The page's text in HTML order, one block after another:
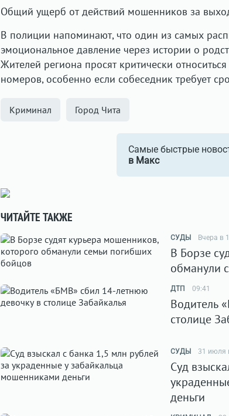
Общий ущерб от действий мошенников за
В полиции напоминают, что один из самых
эмоциональное давление через истории о
Жителей региона просят критически
номеров, особенно если собеседник требует
Криминал Город Чита
Самые быстрые
в Макс
ЧИТАЙТЕ ТАКЖЕ
СУДЫ Вчера в
В Борзе
обманули
ДТП 09:41
Водитель
столице
СУДЫ 31 июля
Суд
деньги